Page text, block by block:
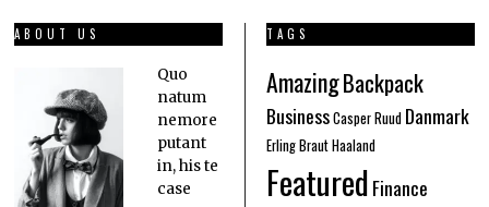
ABOUT US
Quo
natum
nemore
putant
in, his te
case
TAGS
AmazingBackpack
BusinessCasper Ruud Danmark
Erling Braut Haaland
FeaturedFinance